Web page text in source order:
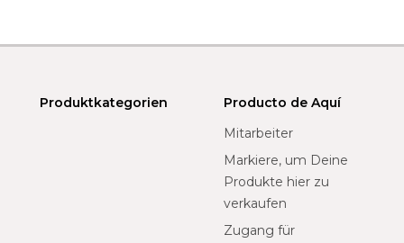
Produktkategorien
Producto de Aquí
Mitarbeiter
Markiere, um Deine
Produkte hier zu
verkaufen
Zugang für